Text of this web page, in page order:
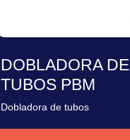
DOBLADORA DE
TUBOS PBM
Dobladora de tubos